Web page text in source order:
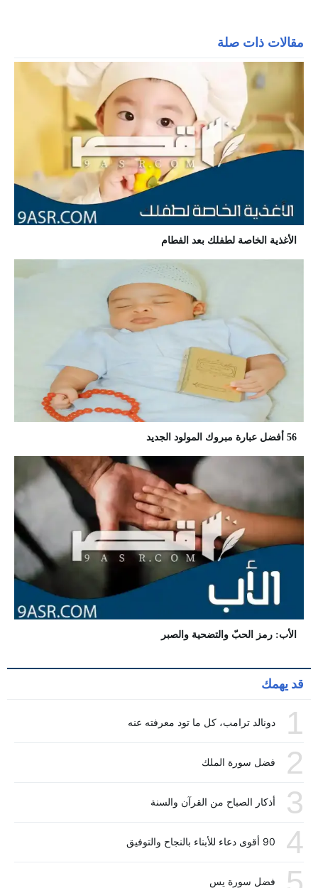
مقالات ذات صلة
الأغذية الخاصة لطفلك بعد الفطام
56 أفضل عبارة مبروك المولود الجديد
الأب: رمز الحبّ والتضحية والصبر
قد يهمك
1 دونالد ترامب، كل ما تود معرفته عنه
2 فضل سورة الملك
3 أذكار الصباح من القرآن والسنة
4 90 أقوى دعاء للأبناء بالنجاح والتوفيق
فضل سورة يس